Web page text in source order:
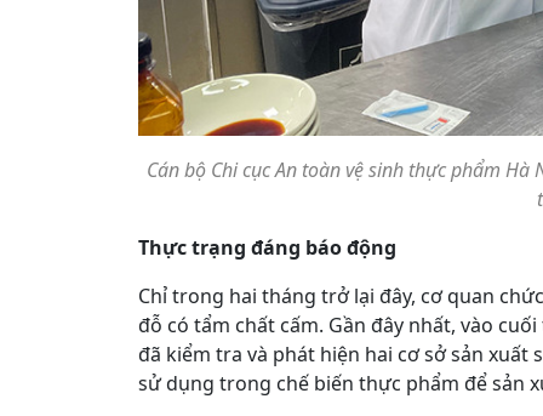
Cán bộ Chi cục An toàn vệ sinh thực phẩm
Thực trạng đáng báo động
Chỉ trong hai tháng trở lại đây, cơ quan
đỗ có tẩm chất cấm. Gần đây nhất, vào
đã kiểm tra và phát hiện hai cơ sở sản xuất
sử dụng trong chế biến thực phẩm để sản